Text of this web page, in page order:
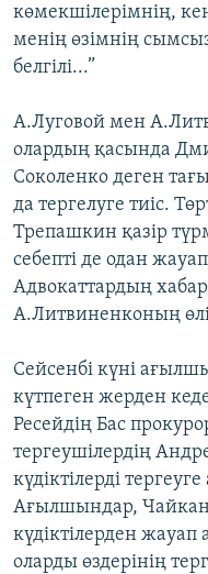
көмекшілерімнің,
менің өзімнің
белгілі...”
А.Луговой мен
олардың қасында
Соколенко деген
да тергелуге тиіс.
Трепашкин қазір
себепті де одан
Адвокаттардың
А.Литвиненконың
Сейсенбі күні
күтпеген жерден
Ресейдің Бас
тергеушілердің
күдіктілерді
Ағылшындар,
күдіктілерден жауап
оларды өздерінің